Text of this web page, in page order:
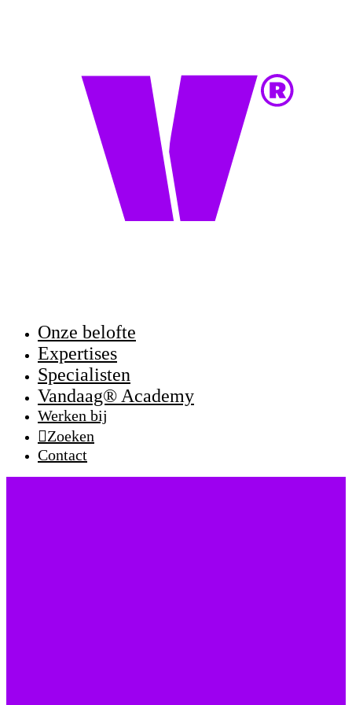
Onze belofte
Expertises
Specialisten
Vandaag® Academy
Werken bij
Zoeken
Contact